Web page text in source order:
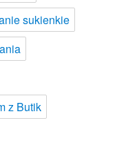
sukienkie
z Butik